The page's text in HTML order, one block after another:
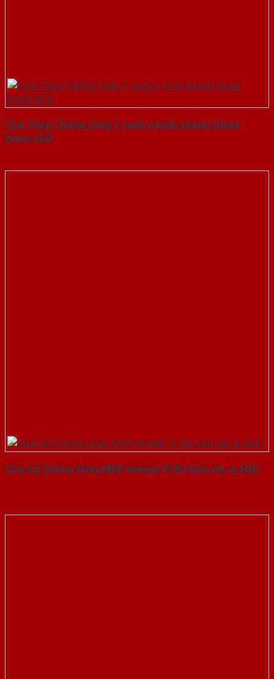
Cửa Thép Chống Cháy 1 canh o kinh thanh thoat
hiem-SGD
Cửa Gỗ Chống Cháy MDF Veneer P1R2 Căm Xe-a-SGD